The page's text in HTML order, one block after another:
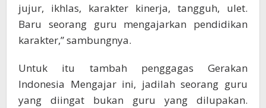
jujur, ikhlas, karakter kinerja, tangguh, ulet.
Baru seorang guru mengajarkan pendidikan
karakter,” sambungnya.
Untuk itu tambah penggagas Gerakan
Indonesia Mengajar ini, jadilah seorang guru
yang diingat bukan guru yang dilupakan.